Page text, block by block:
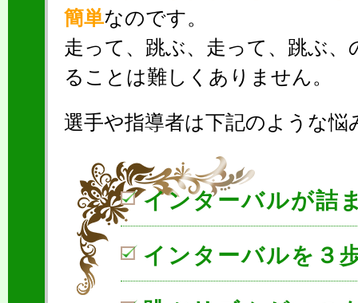
簡単なのです。
走って、跳ぶ、走って、跳ぶ
ることは難しくありません。
選手や指導者は下記のような悩
インターバルが詰
インターバルを３